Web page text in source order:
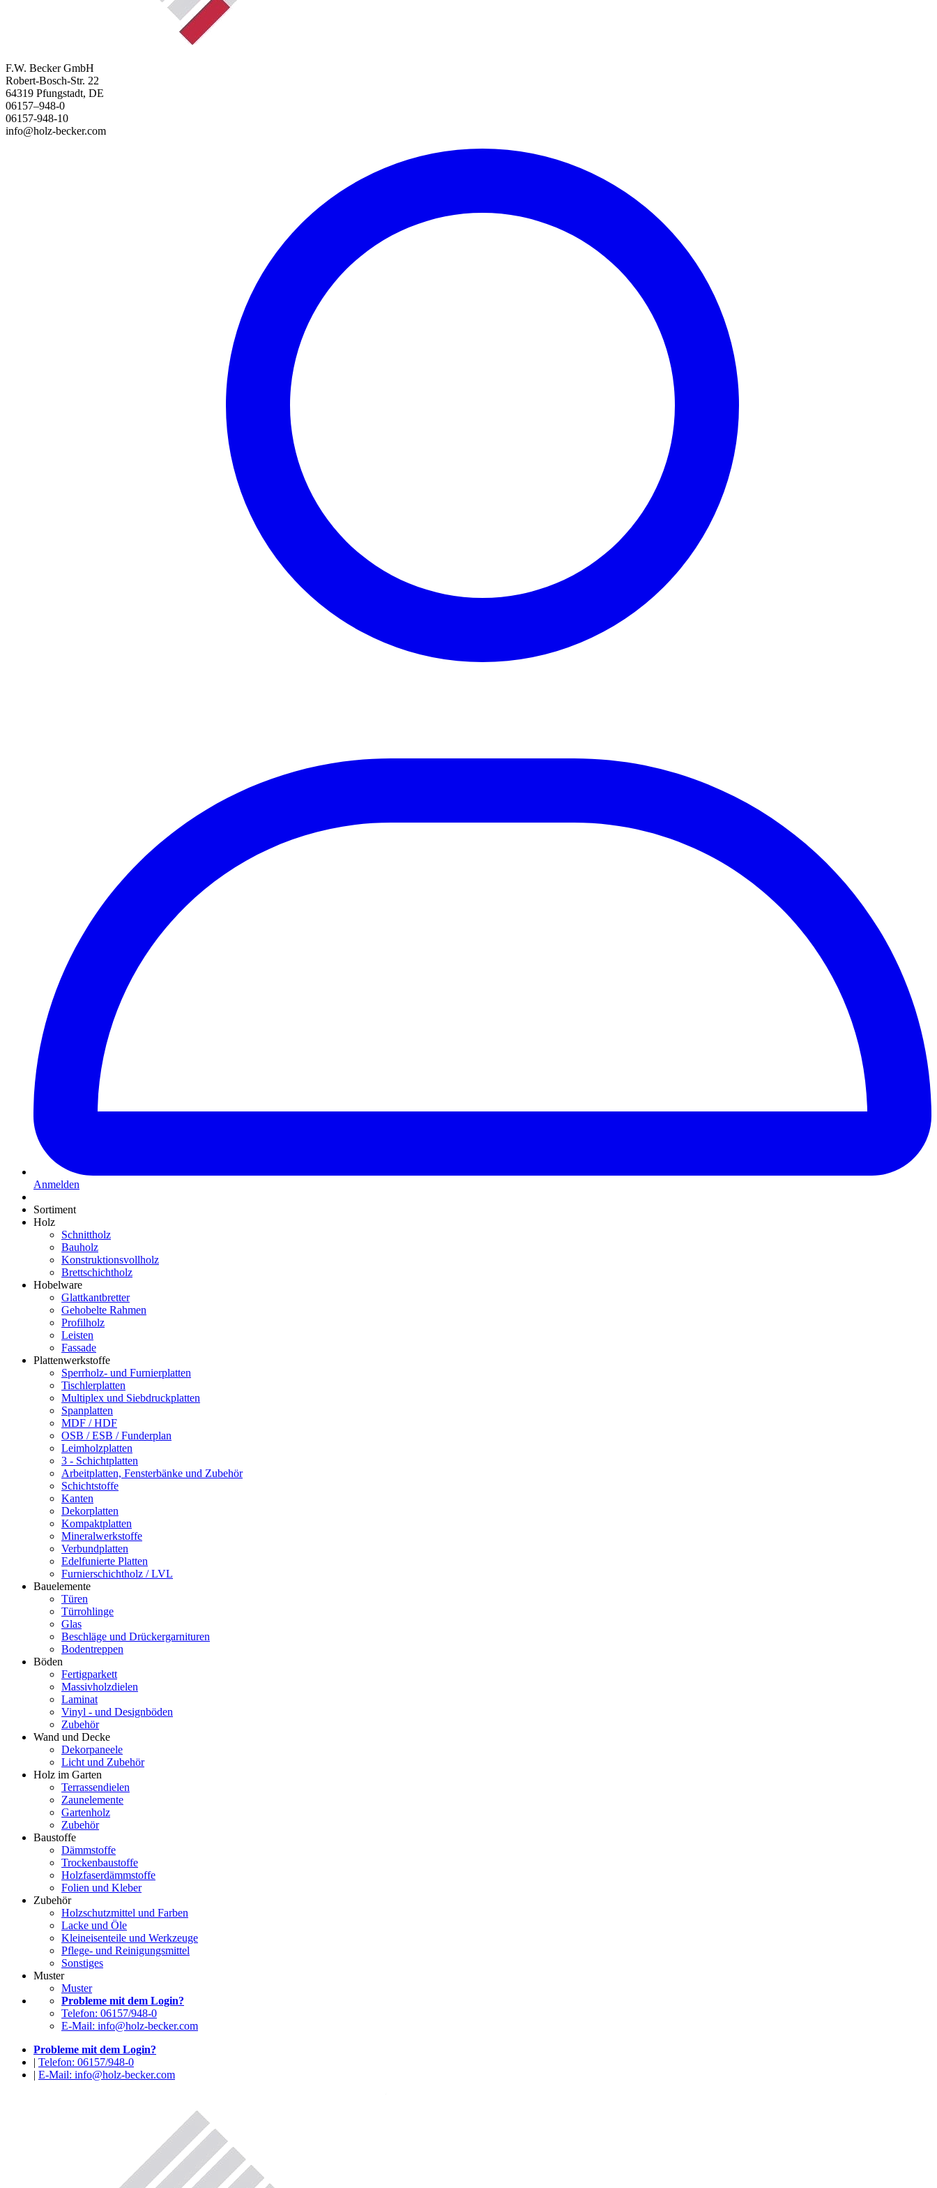
F.W. Becker GmbH
Robert-Bosch-Str. 22
64319 Pfungstadt, DE
06157–948-0
06157-948-10
info@holz-becker.com
Anmelden
Sortiment
Holz
Schnittholz
Bauholz
Konstruktionsvollholz
Brettschichtholz
Hobelware
Glattkantbretter
Gehobelte Rahmen
Profilholz
Leisten
Fassade
Plattenwerkstoffe
Sperrholz- und Furnierplatten
Tischlerplatten
Multiplex und Siebdruckplatten
Spanplatten
MDF / HDF
OSB / ESB / Funderplan
Leimholzplatten
3 - Schichtplatten
Arbeitplatten, Fensterbänke und Zubehör
Schichtstoffe
Kanten
Dekorplatten
Kompaktplatten
Mineralwerkstoffe
Verbundplatten
Edelfunierte Platten
Furnierschichtholz / LVL
Bauelemente
Türen
Türrohlinge
Glas
Beschläge und Drückergarnituren
Bodentreppen
Böden
Fertigparkett
Massivholzdielen
Laminat
Vinyl - und Designböden
Zubehör
Wand und Decke
Dekorpaneele
Licht und Zubehör
Holz im Garten
Terrassendielen
Zaunelemente
Gartenholz
Zubehör
Baustoffe
Dämmstoffe
Trockenbaustoffe
Holzfaserdämmstoffe
Folien und Kleber
Zubehör
Holzschutzmittel und Farben
Lacke und Öle
Kleineisenteile und Werkzeuge
Pflege- und Reinigungsmittel
Sonstiges
Muster
Muster
Probleme mit dem Login?
Telefon: 06157/948-0
E-Mail: info@holz-becker.com
Probleme mit dem Login?
| Telefon: 06157/948-0
| E-Mail: info@holz-becker.com